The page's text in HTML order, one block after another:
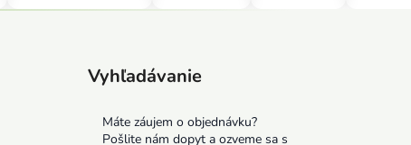
krásnymi dinosaurov
papierov s farebnou
dá použiť na
rozprávkovou
tematikou
trblietkami!
potrebujú na
Vyhľadávanie
Máte záujem o objednávku?
Pošlite nám dopyt a ozveme sa s